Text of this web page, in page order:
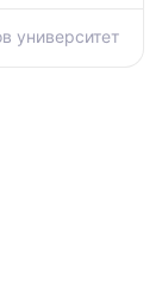
университет